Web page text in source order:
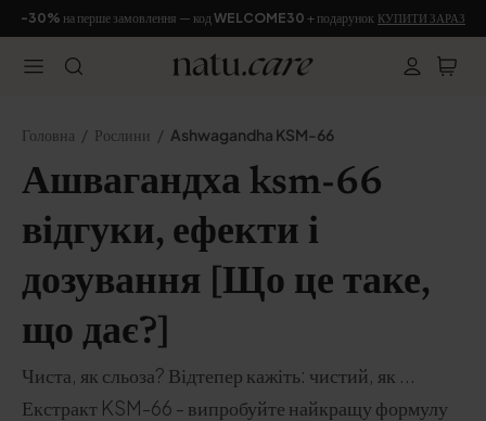
-30% на перше замовлення — код WELCOME30 + подарунок КУПИТИ ЗАРАЗ
Головна Рослини Ashwagandha KSM-66
Ашвагандха ksm-66
відгуки, ефекти і
дозування [Що це таке,
що дає?]
Чиста, як сльоза? Відтепер кажіть: чистий, як ...
Екстракт KSM-66 - випробуйте найкращу формулу